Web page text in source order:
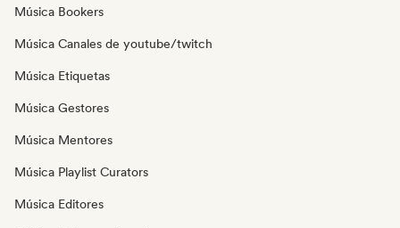
Música Bookers
Música Canales de youtube/twitch
Música Etiquetas
Música Gestores
Música Mentores
Música Playlist Curators
Música Editores